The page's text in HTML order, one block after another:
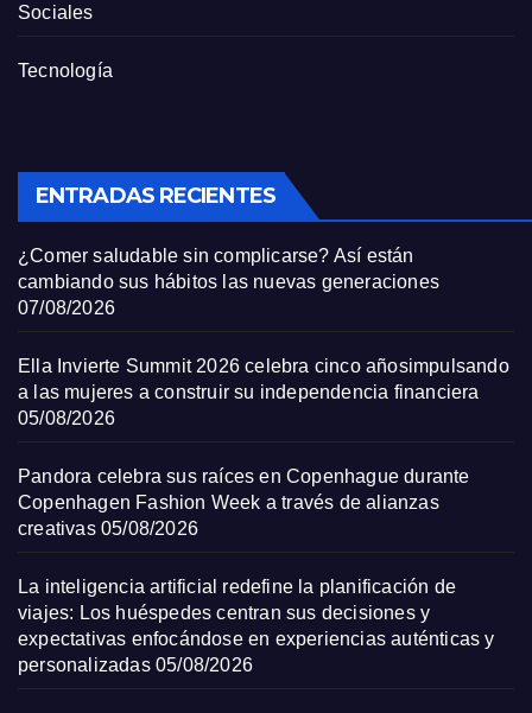
Sociales
Tecnología
ENTRADAS RECIENTES
¿Comer saludable sin complicarse? Así están
cambiando sus hábitos las nuevas generaciones
07/08/2026
Ella Invierte Summit 2026 celebra cinco añosimpulsando
a las mujeres a construir su independencia financiera
05/08/2026
Pandora celebra sus raíces en Copenhague durante
Copenhagen Fashion Week a través de alianzas
creativas 05/08/2026
La inteligencia artificial redefine la planificación de
viajes: Los huéspedes centran sus decisiones y
expectativas enfocándose en experiencias auténticas y
personalizadas 05/08/2026